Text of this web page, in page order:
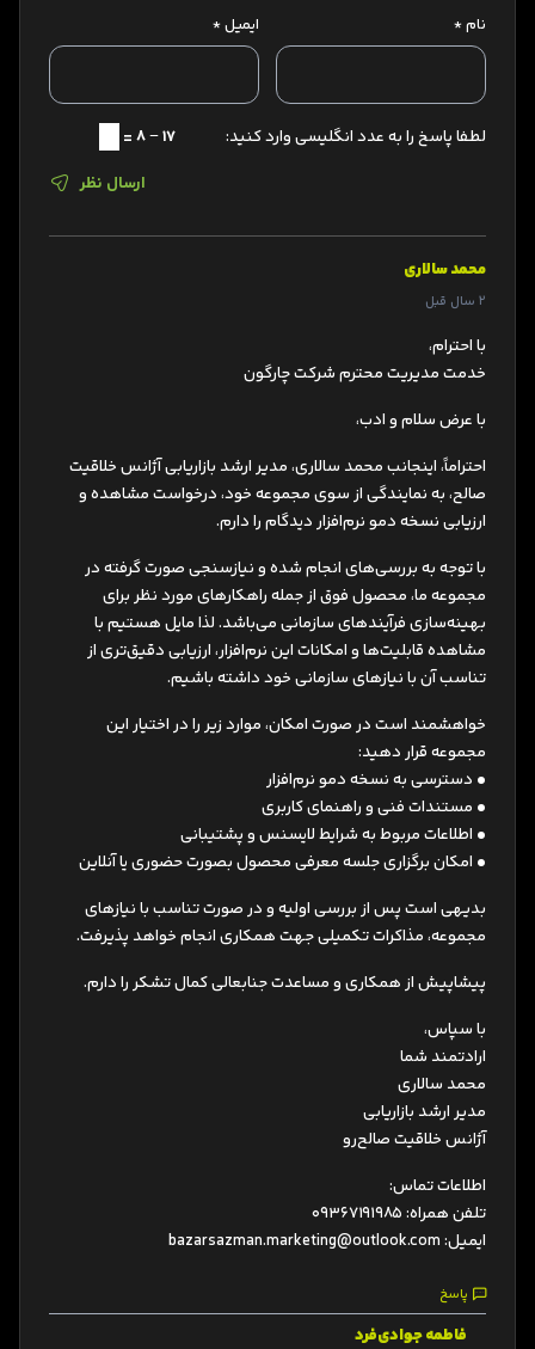
نام* ایمیل*
لطفا پاسخ را به عدد انگلیسی وارد کنید:
17 − 8 =
ارسال نظر
محمد سالاری
2 سال قبل
با احترام،
خدمت مدیریت محترم شرکت چارگون
با عرض سلام و ادب،
احتراماً، اینجانب محمد سالاری، مدیر ارشد بازاریابی آژانس خلاقیت
صالح‌، به نمایندگی از سوی مجموعه خود، درخواست مشاهده و
ارزیابی نسخه دمو نرم‌افزار دیدگام را دارم.
با توجه به بررسی‌های انجام شده و نیازسنجی صورت گرفته در
مجموعه ما، محصول فوق از جمله راهکارهای مورد نظر برای
بهینه‌سازی فرآیندهای سازمانی می‌باشد. لذا مایل هستیم با
مشاهده قابلیت‌ها و امکانات این نرم‌افزار، ارزیابی دقیق‌تری از
تناسب آن با نیازهای سازمانی خود داشته باشیم.
خواهشمند است در صورت امکان، موارد زیر را در اختیار این
مجموعه قرار دهید:
• دسترسی به نسخه دمو نرم‌افزار
• مستندات فنی و راهنمای کاربری
• اطلاعات مربوط به شرایط لایسنس و پشتیبانی
• امکان برگزاری جلسه معرفی محصول بصورت حضوری یا آنلاین
بدیهی است پس از بررسی اولیه و در صورت تناسب با نیازهای
مجموعه، مذاکرات تکمیلی جهت همکاری انجام خواهد پذیرفت.
پیشاپیش از همکاری و مساعدت جنابعالی کمال تشکر را دارم.
با سپاس،
ارادتمند شما
محمد سالاری
مدیر ارشد بازاریابی
آژانس خلاقیت صالح‌رو
اطلاعات تماس:
تلفن همراه: 09367191985
ایمیل:bazarsazman.marketing@outlook.com
پاسخ
فاطمه جوادی‌فرد